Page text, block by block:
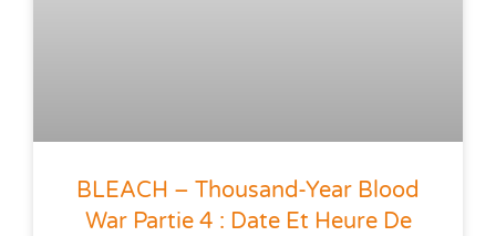
BLEACH – Thousand-Year Blood
War Partie 4 : Date Et Heure De